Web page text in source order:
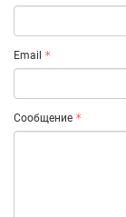
Email
Сообщение